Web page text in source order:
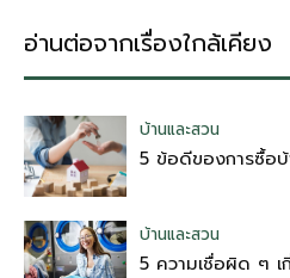
อ่านต่อจากเรื่องใกล้เคียง
บ้านและสวน
5 ข้อดีของการซื้อบ้
บ้านและสวน
5 ความเชื่อผิด ๆ เ